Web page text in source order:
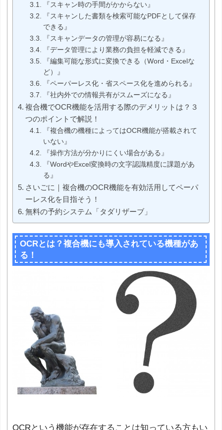
『スキャン時の手間がかからない』
『スキャンした書類を検索可能なPDFとして保存
できる』
『スキャンデータの管理が容易になる』
『データ管理により業務の負担を軽減できる』
『編集可能な形式に変換できる（Word・Excelな
ど）』
『ペーパーレス化・省スペース化を進められる』
『社内外での情報共有がスムーズになる』
複合機でOCR機能を活用する際のデメリットは？３
つのポイントで解説！
『複合機の機種によってはOCR機能が搭載されて
いない』
『操作方法が分かりにくい場合がある』
『WordやExcel変換時の文字認識精度に課題があ
る』
さいごに｜複合機のOCR機能を有効活用してペーパ
ーレス化を目指そう！
無料の予約システム「タダリザーブ」
OCRとは？複合機にも導入されている機種があ
る！
OCRという機能が存在することは知っている方もい